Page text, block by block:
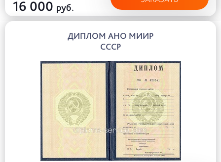
16 000 руб.
ДИПЛОМ АНО МИИР
СССР